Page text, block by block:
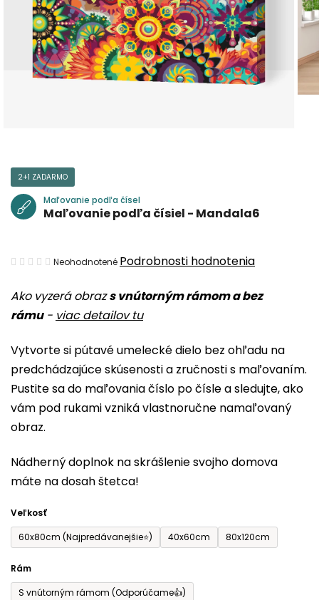
Ako vyzerá obrazs vnútorným rámom a bez
rámu- viac detailov tu
Vytvorte si pútavé umelecké dielo bez ohľadu na
predchádzajúce skúsenosti a zručnosti s maľovaním.
Pustite sa do maľovania číslo po čísle a sledujte, ako
vám pod rukami vzniká vlastnoručne namaľovaný
obraz.
Nádherný doplnok na skrášlenie svojho domova
máte na dosah štetca!
Veľkosť
60x80cm (Najpredávanejšie⭐)
40x60cm 80x120cm
Rám
S vnútorným rámom (Odporúčame👍)
2+1 ZADARMO
Maľovanie podľa čísel
Maľovanie podľa čísiel - Mandala6
Priemerné
produktu
je
z
5
hviezdičiek.
Neohodnotené Podrobnosti hodnotenia